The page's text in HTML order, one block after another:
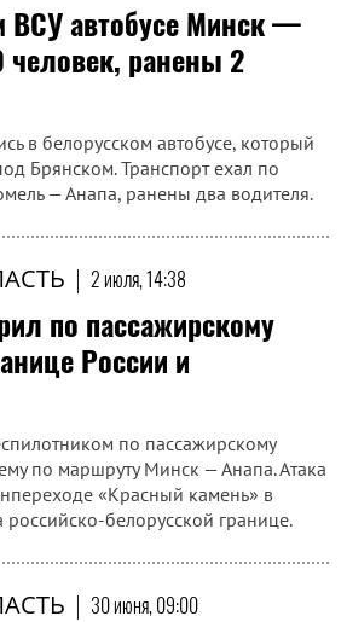
ВСУ автобусе Минск —
ранены 2
в белорусском автобусе, который
Брянском. Транспорт ехал по
— Анапа, ранены два водителя.
| 2 июля, 14:38
по пассажирскому
России и
по пассажирскому
по маршруту Минск — Анапа. Атака
«Красный камень» в
российско-белорусской границе.
| 30 июня, 09:00